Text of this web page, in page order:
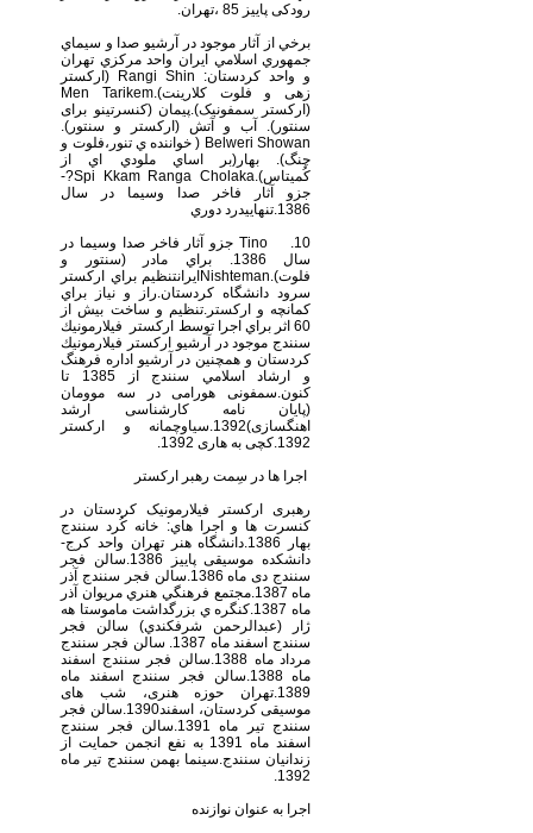
رودکی پاییز 85 ،تهران.
برخي از آثار موجود در آرشيو صدا و سيماي
جمهوري اسلامي ايران واحد مركزي تهران
و واحد كردستان: Rangi Shin (ارکستر
زهی و فلوت کلارینت).Men Tarikem
(ارکستر سمفونیک).پيمان (کنسرتینو برای
سنتور). آب و آتش (ارکستر و سنتور).
Belweri Showan ( خواننده ي تنور،فلوت و
چنگ). بهار(بر اساي ملودي اي از
كُميتاس).Spi Kkam Ranga Cholaka?-
جزو آثار فاخر صدا وسيما در سال
1386.تنهاييدرد دوري
10. Tino جزو آثار فاخر صدا وسيما در
سال 1386. براي مادر (سنتور و
فلوت).Nishtemanايرانتنظيم براي اركستر
سرود دانشگاه كردستان.راز و نياز براي
كمانچه و اركستر.تنظيم و ساخت بيش از
60 اثر براي اجرا توسط اركستر فيلارمونيك
سنندج موجود در آرشيو اركستر فيلارمونيك
کردستان و همچنين در آرشيو اداره فرهنگ
و ارشاد اسلامي سنندج از 1385 تا
كنون.سمفونی هورامی در سه موومان
(پایان نامه کارشناسی ارشد
اهنگسازی)1392.سیاوچمانه و ارکستر
1392.کچی به هاری 1392.
اجرا ها در سِمت رهبر اركستر
رهبری ارکستر فیلارمونیک کردستان در
كنسرت ها و اجرا هاي: خانه کُرد سنندج
بهار 1386.دانشگاه هنر تهران واحد کرج-
دانشکده موسیقی پاییز 1386.سالن فجر
سنندج دی ماه 1386.سالن فجر سنندج آذر
ماه 1387.مجتمع فرهنگي هنري مريوان آذر
ماه 1387.كنگره ي بزرگداشت ماموستا هه
ژار (عبدالرحمن شرفكندي) سالن فجر
سنندج اسفند ماه 1387. سالن فجر سنندج
مرداد ماه 1388.سالن فجر سنندج اسفند
ماه 1388.سالن فجر سنندج اسفند ماه
1389.تهران حوزه هنری، شب های
موسیقی کردستان، اسفند1390.سالن فجر
سنندج تیر ماه 1391.سالن فجر سنندج
اسفند ماه 1391 به نفع انجمن حمایت از
زندانیان سنندج.سینما بهمن سنندج تیر ماه
1392.
اجرا به عنوان نوازنده